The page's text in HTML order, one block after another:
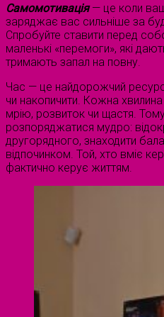
Самомотивація — це коли
заряджає вас сильніше за
Спробуйте ставити перед
маленькі «перемоги», які
тримають запал на повну.
Час — це найдорожчий
чи накопичити. Кожна
мрію, розвиток чи щастя.
розпоряджатися мудро:
другорядного, знаходити
відпочинком. Той, хто вміє
фактично керує життям.